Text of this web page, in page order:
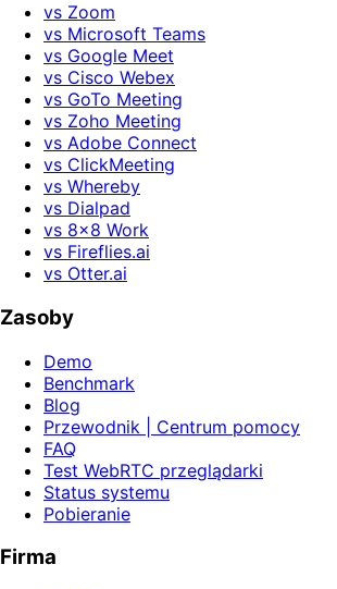
vs Zoom
vs Microsoft Teams
vs Google Meet
vs Cisco Webex
vs GoTo Meeting
vs Zoho Meeting
vs Adobe Connect
vs ClickMeeting
vs Whereby
vs Dialpad
vs 8x8 Work
vs Fireflies.ai
vs Otter.ai
Zasoby
Demo
Benchmark
Blog
Przewodnik | Centrum pomocy
FAQ
Test WebRTC przeglądarki
Status systemu
Pobieranie
Firma